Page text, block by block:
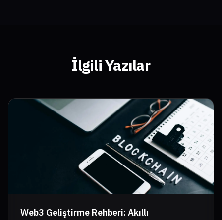
İlgili Yazılar
Web3 Geliştirme Rehberi: Akıllı